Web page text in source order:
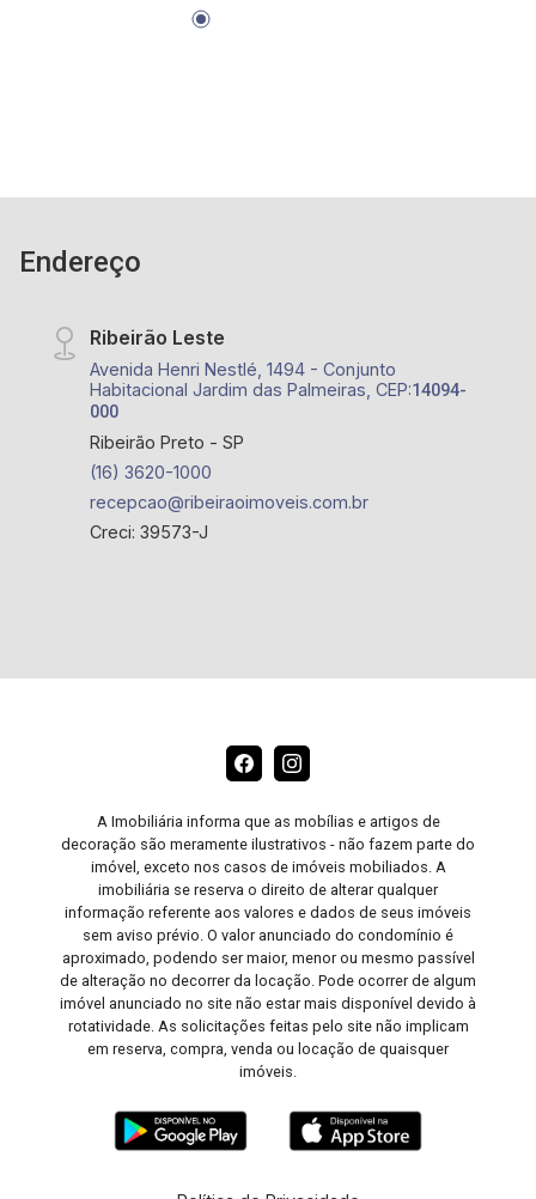
Endereço
Ribeirão Leste
Avenida Henri Nestlé, 1494 - Conjunto
Habitacional Jardim das Palmeiras, CEP:14094-
000
Ribeirão Preto - SP
(16) 3620-1000
recepcao@ribeiraoimoveis.com.br
Creci: 39573-J
A Imobiliária informa que as mobílias e artigos de
decoração são meramente ilustrativos - não fazem parte do
imóvel, exceto nos casos de imóveis mobiliados. A
imobiliária se reserva o direito de alterar qualquer
informação referente aos valores e dados de seus imóveis
sem aviso prévio. O valor anunciado do condomínio é
aproximado, podendo ser maior, menor ou mesmo passível
de alteração no decorrer da locação. Pode ocorrer de algum
imóvel anunciado no site não estar mais disponível devido à
rotatividade. As solicitações feitas pelo site não implicam
em reserva, compra, venda ou locação de quaisquer
imóveis.